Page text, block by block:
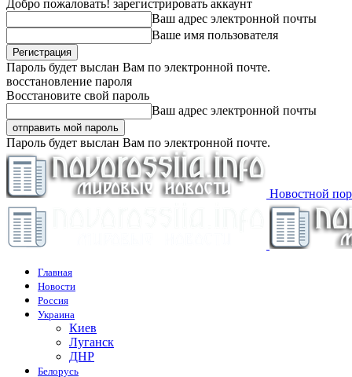
Добро пожаловать! зарегистрировать аккаунт
Ваш адрес электронной почты
Ваше имя пользователя
Пароль будет выслан Вам по электронной почте.
восстановление пароля
Восстановите свой пароль
Ваш адрес электронной почты
Пароль будет выслан Вам по электронной почте.
Новостной
Главная
Новости
Россия
Украина
Киев
Луганск
ДНР
Белорусь